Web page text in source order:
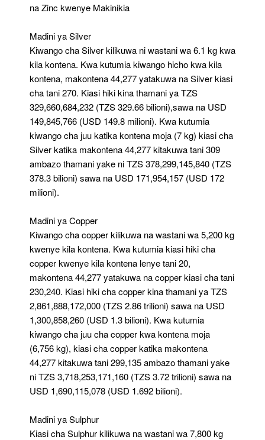
na Zinc kwenye Makinikia
Madini ya Silver
Kiwango cha Silver kilikuwa ni wastani wa 6.1 kg kwa
kila kontena. Kwa kutumia kiwango hicho kwa kila
kontena, makontena 44,277 yatakuwa na Silver kiasi
cha tani 270. Kiasi hiki kina thamani ya TZS
329,660,684,232 (TZS 329.66 bilioni),sawa na USD
149,845,766 (USD 149.8 milioni). Kwa kutumia
kiwango cha juu katika kontena moja (7 kg) kiasi cha
Silver katika makontena 44,277 kitakuwa tani 309
ambazo thamani yake ni TZS 378,299,145,840 (TZS
378.3 bilioni) sawa na USD 171,954,157 (USD 172
milioni).
Madini ya Copper
Kiwango cha copper kilikuwa na wastani wa 5,200 kg
kwenye kila kontena. Kwa kutumia kiasi hiki cha
copper kwenye kila kontena lenye tani 20,
makontena 44,277 yatakuwa na copper kiasi cha tani
230,240. Kiasi hiki cha copper kina thamani ya TZS
2,861,888,172,000 (TZS 2.86 trilioni) sawa na USD
1,300,858,260 (USD 1.3 bilioni). Kwa kutumia
kiwango cha juu cha copper kwa kontena moja
(6,756 kg), kiasi cha copper katika makontena
44,277 kitakuwa tani 299,135 ambazo thamani yake
ni TZS 3,718,253,171,160 (TZS 3.72 trilioni) sawa na
USD 1,690,115,078 (USD 1.692 bilioni).
Madini ya Sulphur
Kiasi cha Sulphur kilikuwa na wastani wa 7,800 kg